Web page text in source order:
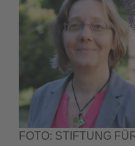
FOTO: STIFTUNG